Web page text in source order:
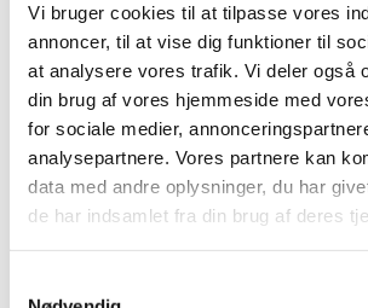
Vi bruger cookies til at tilpasse vores
annoncer, til at vise dig funktioner til
at analysere vores trafik. Vi deler også
din brug af vores hjemmeside med
for sociale medier,
analysepartnere. Vores partnere kan
data med andre oplysninger, du har
de har indsamlet fra din brug af deres
Visualisering af lejlighedsnummer B17
Visualisering af lejlighedsnummer B17
Visualisering af lejlighedsnummer B17
Visualisering af lejlighedsnummer B17